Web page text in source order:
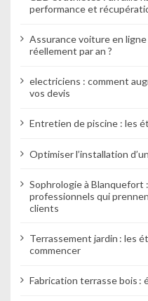
i
c
e
performance et
Assurance voiture en
réellement par an ?
electriciens : comment
vos devis
Entretien de piscine : les
Optimiser l’installation
Sophrologie à
professionnels qui
clients
Terrassement jardin : les
commencer
Fabrication terrasse bois :